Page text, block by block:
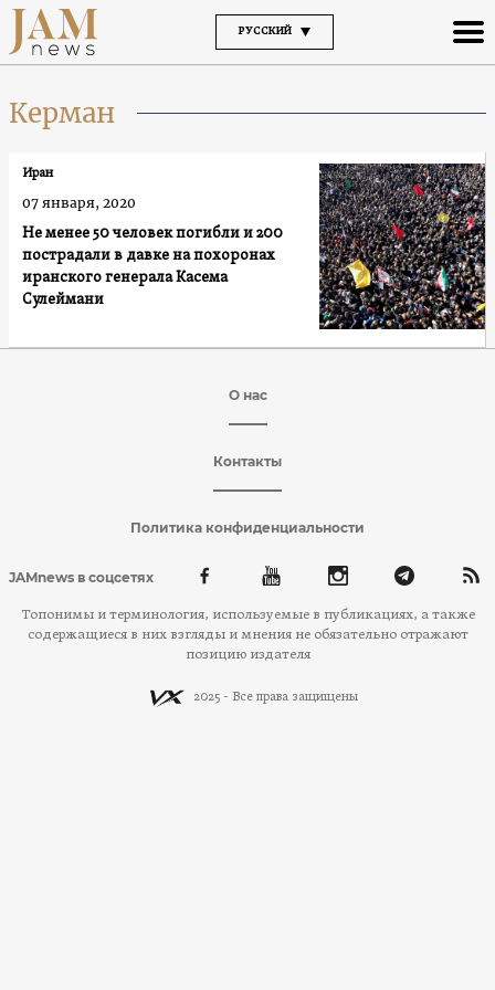
РУССКИЙ
Керман
Не менее 50 человек погибли и 200
пострадали в давке на похоронах
иранского генерала Касема
Сулеймани
Иран
07 января, 2020
О нас
Контакты
Политика конфиденциальности
JAMnews в соцсетях
Топонимы и терминология, используемые в публикациях, а также
содержащиеся в них взгляды и мнения не обязательно отражают
позицию издателя
2025 - Все права защищены